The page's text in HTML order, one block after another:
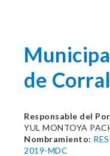
de
Responsable del
YUL MONTOYA
Nombramiento:
2019-MDC